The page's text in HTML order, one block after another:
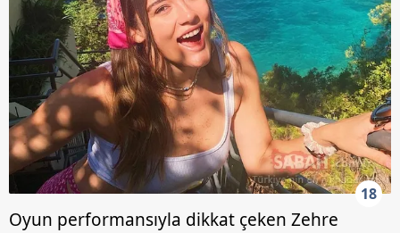
18
Oyun performansıyla dikkat çeken Zehre